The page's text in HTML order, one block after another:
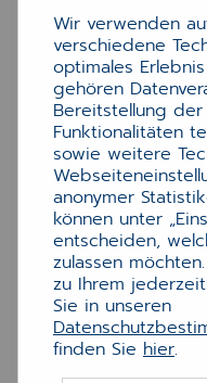
Wir verwenden
verschiedene
optimales
gehören
Bereitstellung
Funktionalitäten
sowie weitere
anonymer
können unter
entscheiden,
zulassen
zu Ihrem
Sie in unseren
finden Sie hier.